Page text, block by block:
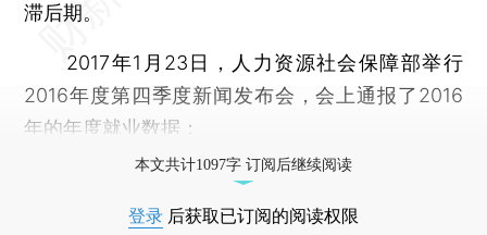
滞后期。
2017年1月23日，人力资源社会保障部举行
2016年度第四季度新闻发布会，会上通报了2016
年的年度就业数据：
本文共计1097字 订阅后继续阅读
登录 后获取已订阅的阅读权限